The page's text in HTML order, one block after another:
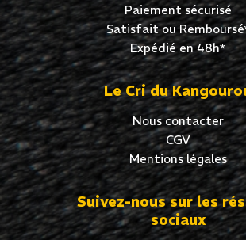
Paiement sécurisé
Satisfait ou
Expédié en 48h*
Le Cri du
Nous contacter
CGV
Mentions légales
Suivez-nous sur les
sociaux